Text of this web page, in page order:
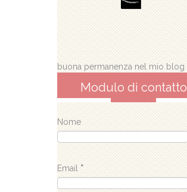
buona permanenza nel mio blog
Modulo di contatto
Nome
Email *